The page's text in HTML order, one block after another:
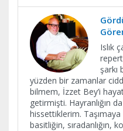
Islık
şarkı
yüzden bir zamanlar
bilmem, İzzet Bey’i
getirmişti. Hayranlığın
hissettiklerim. Taşımaya
basitliğin, sıradanlığın,